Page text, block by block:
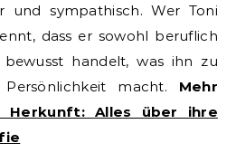
und sympathisch. Wer Toni
dass er sowohl beruflich
handelt, was ihn zu
macht. Mehr
Herkunft: Alles über ihre